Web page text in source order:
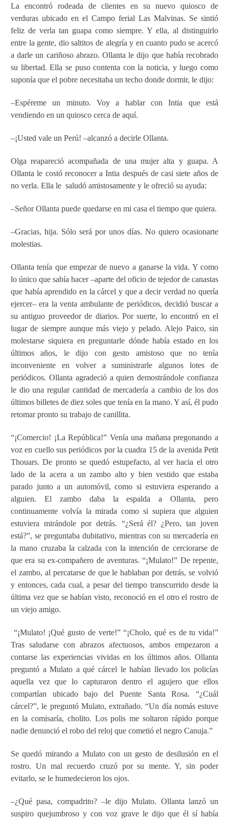
La encontró rodeada de clientes en su nuevo quiosco de
verduras ubicado en el Campo ferial Las Malvinas. Se sintió
feliz de verla tan guapa como siempre. Y ella, al distinguirlo
entre la gente, dio saltitos de alegría y en cuanto pudo se acercó
a darle un cariñoso abrazo. Ollanta le dijo que había recobrado
su libertad. Ella se puso contenta con la noticia, y luego como
suponía que el pobre necesitaba un techo donde dormir, le dijo:
–Espéreme un minuto. Voy a hablar con Intia que está
vendiendo en un quiosco cerca de aquí.
–¡Usted vale un Perú! –alcanzó a decirle Ollanta.
Olga reapareció acompañada de una mujer alta y guapa. A
Ollanta le costó reconocer a Intia después de casi siete años de
no verla. Ella le saludó amistosamente y le ofreció su ayuda:
–Señor Ollanta puede quedarse en mi casa el tiempo que quiera.
–Gracias, hija. Sólo será por unos días. No quiero ocasionarte
molestias.
Ollanta tenía que empezar de nuevo a ganarse la vida. Y como
lo único que sabía hacer –aparte del oficio de tejedor de canastas
que había aprendido en la cárcel y que a decir verdad no quería
ejercer– era la venta ambulante de periódicos, decidió buscar a
su antiguo proveedor de diarios. Por suerte, lo encontró en el
lugar de siempre aunque más viejo y pelado. Alejo Paico, sin
molestarse siquiera en preguntarle dónde había estado en los
últimos años, le dijo con gesto amistoso que no tenía
inconveniente en volver a suministrarle algunos lotes de
periódicos. Ollanta agradeció a quien demostrándole confianza
le dio una regular cantidad de mercadería a cambio de los dos
últimos billetes de diez soles que tenía en la mano. Y así, él pudo
retomar pronto su trabajo de canillita.
“¡Comercio! ¡La República!” Venía una mañana pregonando a
voz en cuello sus periódicos por la cuadra 15 de la avenida Petit
Thouars. De pronto se quedó estupefacto, al ver hacia el otro
lado de la acera a un zambo alto y bien vestido que estaba
parado junto a un automóvil, como si estuviera esperando a
alguien. El zambo daba la espalda a Ollanta, pero
continuamente volvía la mirada como si supiera que alguien
estuviera mirándole por detrás. “¿Será él? ¿Pero, tan joven
está?”, se preguntaba dubitativo, mientras con su mercadería en
la mano cruzaba la calzada con la intención de cerciorarse de
que era su ex-compañero de aventuras. “¡Mulato!” De repente,
el zambo, al percatarse de que le hablaban por detrás, se volvió
y entonces, cada cual, a pesar del tiempo transcurrido desde la
última vez que se habían visto, reconoció en el otro el rostro de
un viejo amigo.
“¡Mulato! ¡Qué gusto de verte!” “¡Cholo, qué es de tu vida!”
Tras saludarse con abrazos afectuosos, ambos empezaron a
contarse las experiencias vividas en los últimos años. Ollanta
preguntó a Mulato a qué cárcel le habían llevado los policías
aquella vez que lo capturaron dentro el agujero que ellos
compartían ubicado bajo del Puente Santa Rosa. “¿Cuál
cárcel?”, le preguntó Mulato, extrañado. “Un día nomás estuve
en la comisaría, cholito. Los polis me soltaron rápido porque
nadie denunció el robo del reloj que cometió el negro Canuja.”
Se quedó mirando a Mulato con un gesto de desilusión en el
rostro. Un mal recuerdo cruzó por su mente. Y, sin poder
evitarlo, se le humedecieron los ojos.
–¿Qué pasa, compadrito? –le dijo Mulato. Ollanta lanzó un
suspiro quejumbroso y con voz grave le dijo que él sí había